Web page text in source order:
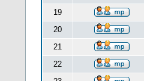
19
20
21
22